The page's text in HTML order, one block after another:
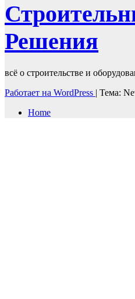
Решения
всё о строительстве и
Работает на WordPress | Тема:
Home